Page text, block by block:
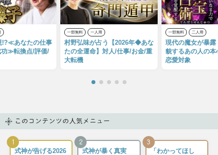
!?≪あなたの仕事
≫転換点/評価/
一部無料 一人用
村野弘味が占う【2026年◆あな
たの全運命】対人/仕事/お金/重
大転機
一部無料 二人用
現代の魔女が暴露
貌するあの人の
恋愛対象
このコンテンツの人気メニュー
1
式神が告げる2026
2
式神が暴く真実
3
「わかってほし